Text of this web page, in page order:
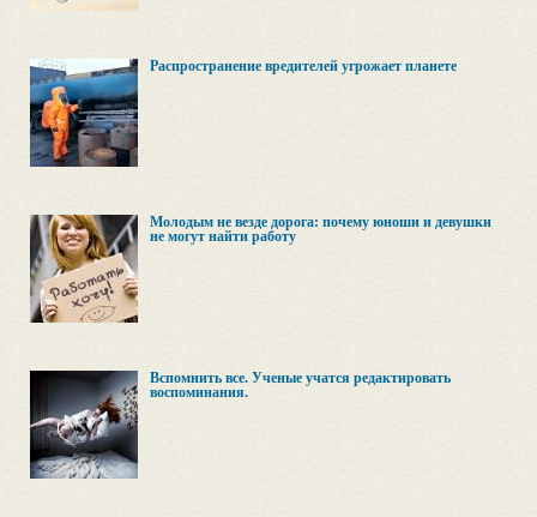
Распространение вредителей угрожает планете
Молодым не везде дорога: почему юноши и девушки
не могут найти работу
Вспомнить все. Ученые учатся редактировать
воспоминания.